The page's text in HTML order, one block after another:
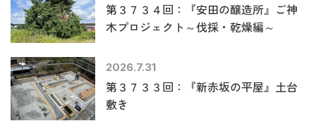
第３７３４回：『安田の醸造所』ご神
木プロジェクト～伐採・乾燥編～
2026.7.31
第３７３３回：『新赤坂の平屋』土台
敷き